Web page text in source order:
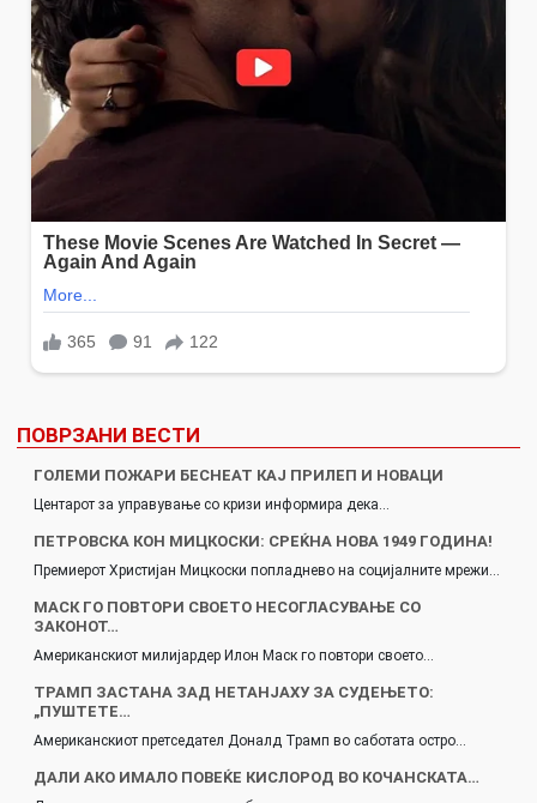
ПОВРЗАНИ ВЕСТИ
ГОЛЕМИ ПОЖАРИ БЕСНЕАТ КАЈ ПРИЛЕП И НОВАЦИ
Центарот за управување со кризи информира дека…
ПЕТРОВСКА КОН МИЦКОСКИ: СРЕЌНА НОВА 1949 ГОДИНА!
Премиерот Христијан Мицкоски попладнево на социјалните мрежи…
МАСК ГО ПОВТОРИ СВОЕТО НЕСОГЛАСУВАЊЕ СО
ЗАКОНОТ…
Американскиот милијардер Илон Маск го повтори своето…
ТРАМП ЗАСТАНА ЗАД НЕТАНЈАХУ ЗА СУДЕЊЕТО:
„ПУШТЕТЕ…
Американскиот претседател Доналд Трамп во саботата остро…
ДАЛИ АКО ИМАЛО ПОВЕЌЕ КИСЛОРОД ВО КОЧАНСКАТА…